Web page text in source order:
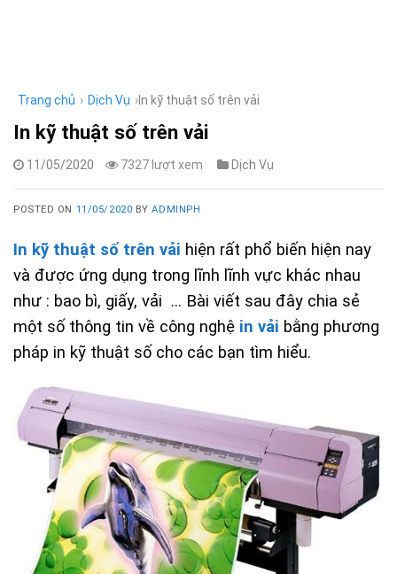
Trang chủ › Dịch Vụ ›In kỹ thuật số trên vải
In kỹ thuật số trên vải
11/05/2020 7327 lượt xem Dịch Vụ
POSTED ON 11/05/2020 BYADMINPH
In kỹ thuật số trên vải hiện rất phổ biến hiện nay
và được ứng dụng trong lĩnh lĩnh vực khác nhau
như : bao bì, giấy, vải … Bài viết sau đây chia sẻ
một số thông tin về công nghệ in vải bằng phương
pháp in kỹ thuật số cho các bạn tìm hiểu.